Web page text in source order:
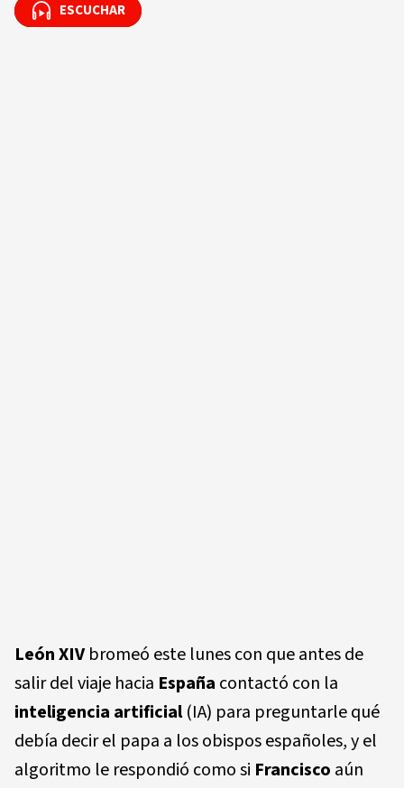
ESCUCHAR
ESCUCHAR
León XIVbromeó este lunes con que antes de
salir del viaje hacia España contactó con la
inteligencia artificial(IA) para preguntarle qué
debía decir el papa a los obispos españoles, y el
algoritmo le respondió como si Francisco aún